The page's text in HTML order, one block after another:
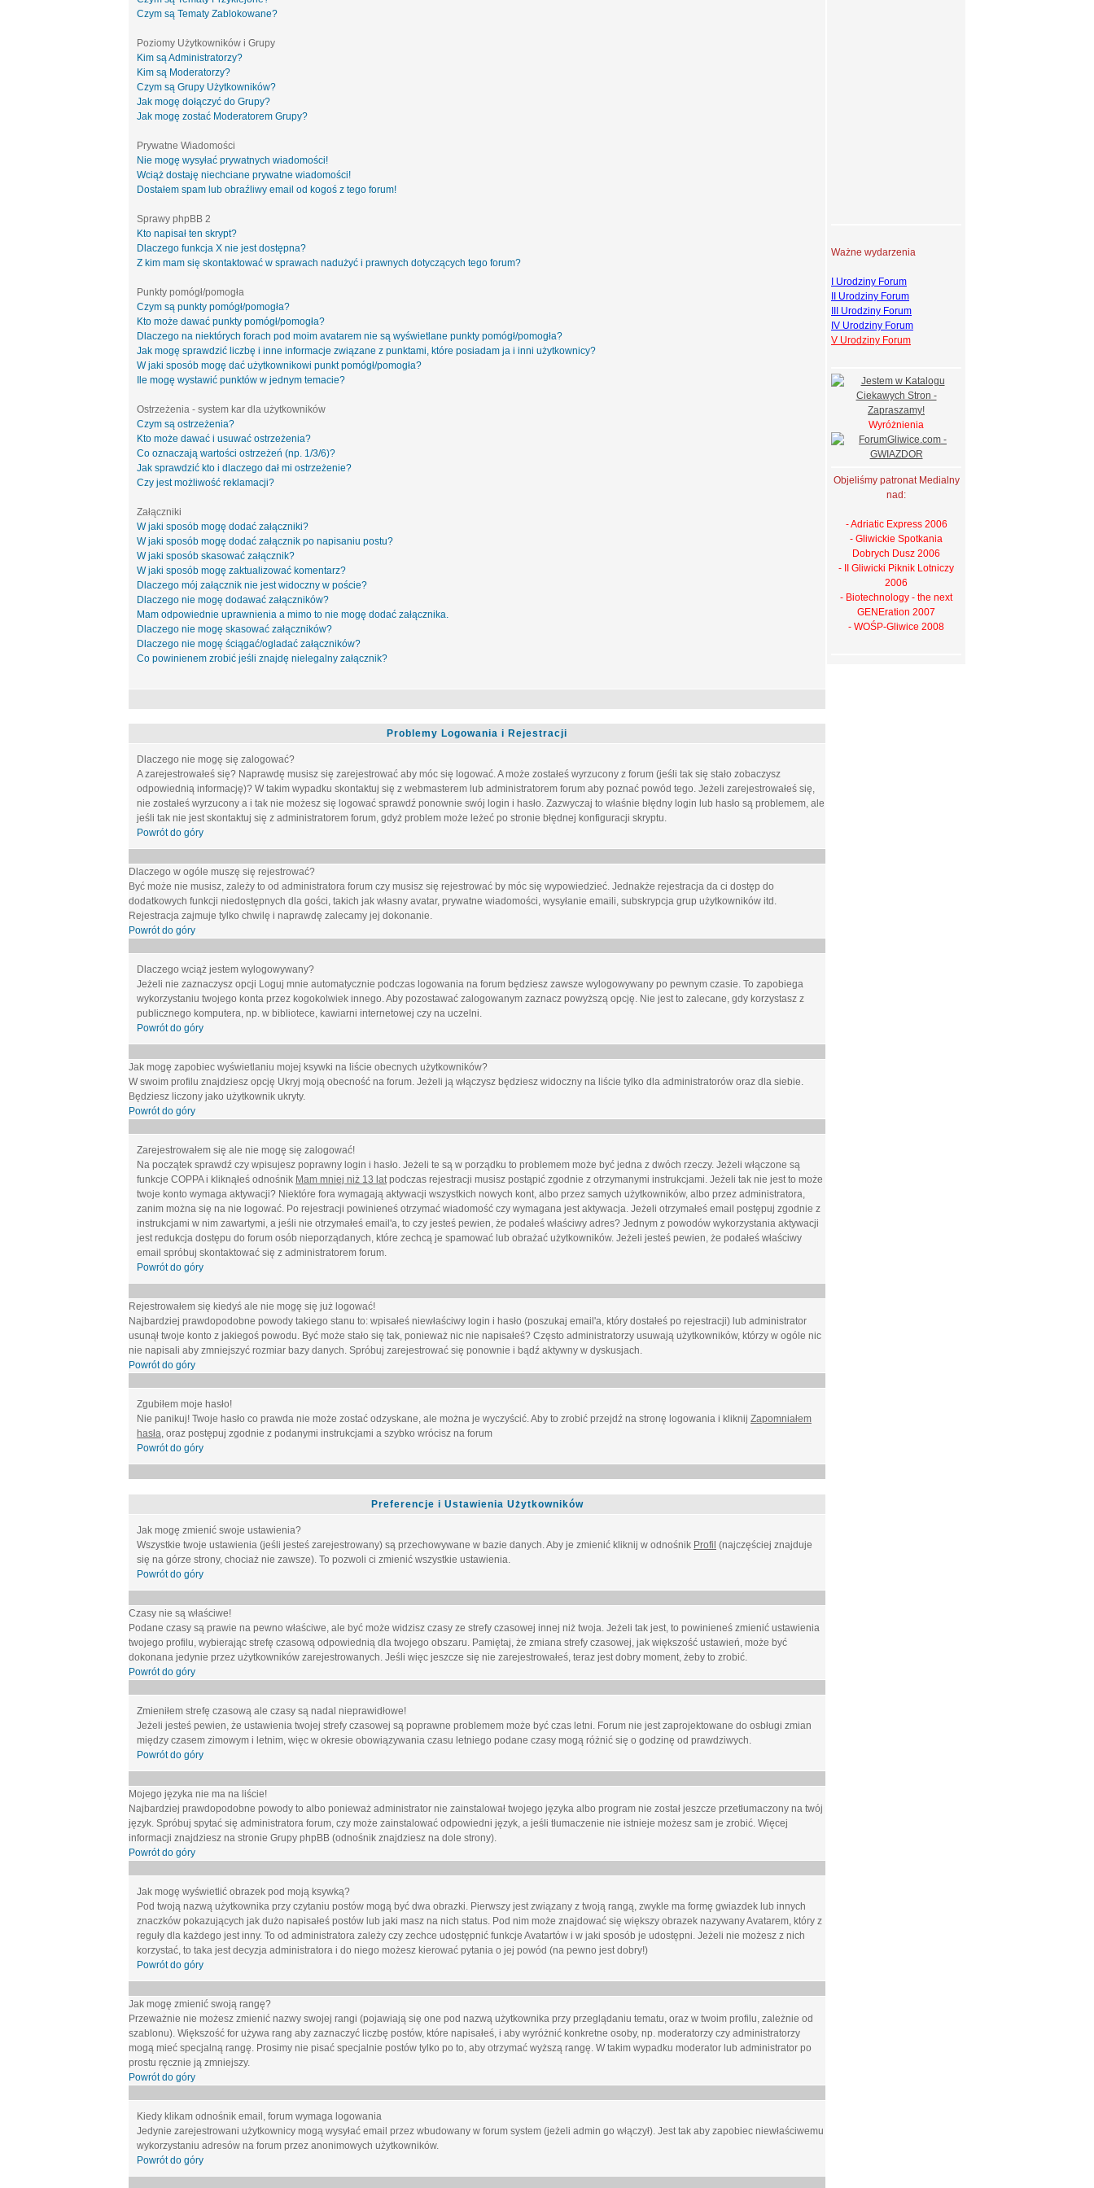
Czym są Tematy Zablokowane?
Poziomy Użytkowników i Grupy
Kim są Administratorzy?
Kim są Moderatorzy?
Czym są Grupy Użytkowników?
Jak mogę dołączyć do Grupy?
Jak mogę zostać Moderatorem Grupy?
Prywatne Wiadomości
Nie mogę wysyłać prywatnych wiadomości!
Wciąż dostaję niechciane prywatne wiadomości!
Dostałem spam lub obraźliwy email od kogoś z tego forum!
Sprawy phpBB 2
Kto napisał ten skrypt?
Dlaczego funkcja X nie jest dostępna?
Z kim mam się skontaktować w sprawach nadużyć i prawnych dotyczących tego forum?
Punkty pomógł/pomogła
Czym są punkty pomógł/pomogła?
Kto może dawać punkty pomógł/pomogła?
Dlaczego na niektórych forach pod moim avatarem nie są wyświetlane punkty pomógł/pomogła?
Jak mogę sprawdzić liczbę i inne informacje związane z punktami, które posiadam ja i inni użytkownicy?
W jaki sposób mogę dać użytkownikowi punkt pomógł/pomogła?
Ile mogę wystawić punktów w jednym temacie?
Ostrzeżenia - system kar dla użytkowników
Czym są ostrzeżenia?
Kto może dawać i usuwać ostrzeżenia?
Co oznaczają wartości ostrzeżeń (np. 1/3/6)?
Jak sprawdzić kto i dlaczego dał mi ostrzeżenie?
Czy jest możliwość reklamacji?
Załączniki
W jaki sposób mogę dodać załączniki?
W jaki sposób mogę dodać załącznik po napisaniu postu?
W jaki sposób skasować załącznik?
W jaki sposób mogę zaktualizować komentarz?
Dlaczego mój załącznik nie jest widoczny w poście?
Dlaczego nie mogę dodawać załączników?
Mam odpowiednie uprawnienia a mimo to nie mogę dodać załącznika.
Dlaczego nie mogę skasować załączników?
Dlaczego nie mogę ściągać/ogladać załączników?
Co powinienem zrobić jeśli znajdę nielegalny załącznik?
Problemy Logowania i Rejestracji
Dlaczego nie mogę się zalogować?
A zarejestrowałeś się? Naprawdę musisz się zarejestrować aby móc się logować. A może zostałeś wyrzucony z forum (jeśli tak się stało zobaczysz
odpowiednią informację)? W takim wypadku skontaktuj się z webmasterem lub administratorem forum aby poznać powód tego. Jeżeli zarejestrowałeś się,
nie zostałeś wyrzucony a i tak nie możesz się logować sprawdź ponownie swój login i hasło. Zazwyczaj to właśnie błędny login lub hasło są problemem, ale
jeśli tak nie jest skontaktuj się z administratorem forum, gdyż problem może leżeć po stronie błędnej konfiguracji skryptu.
Powrót do góry
Dlaczego w ogóle muszę się rejestrować?
Być może nie musisz, zależy to od administratora forum czy musisz się rejestrować by móc się wypowiedzieć. Jednakże rejestracja da ci dostęp do
dodatkowych funkcji niedostępnych dla gości, takich jak własny avatar, prywatne wiadomości, wysyłanie emaili, subskrypcja grup użytkowników itd.
Rejestracja zajmuje tylko chwilę i naprawdę zalecamy jej dokonanie.
Powrót do góry
Dlaczego wciąż jestem wylogowywany?
Jeżeli nie zaznaczysz opcji Loguj mnie automatycznie podczas logowania na forum będziesz zawsze wylogowywany po pewnym czasie. To zapobiega
wykorzystaniu twojego konta przez kogokolwiek innego. Aby pozostawać zalogowanym zaznacz powyższą opcję. Nie jest to zalecane, gdy korzystasz z
publicznego komputera, np. w bibliotece, kawiarni internetowej czy na uczelni.
Powrót do góry
Jak mogę zapobiec wyświetlaniu mojej ksywki na liście obecnych użytkowników?
W swoim profilu znajdziesz opcję Ukryj moją obecność na forum. Jeżeli ją włączysz będziesz widoczny na liście tylko dla administratorów oraz dla siebie.
Będziesz liczony jako użytkownik ukryty.
Powrót do góry
Zarejestrowałem się ale nie mogę się zalogować!
Na początek sprawdź czy wpisujesz poprawny login i hasło. Jeżeli te są w porządku to problemem może być jedna z dwóch rzeczy. Jeżeli włączone są
funkcje COPPA i kliknąłeś odnośnik Mam mniej niż 13 latpodczas rejestracji musisz postąpić zgodnie z otrzymanymi instrukcjami. Jeżeli tak nie jest to może
twoje konto wymaga aktywacji? Niektóre fora wymagają aktywacji wszystkich nowych kont, albo przez samych użytkowników, albo przez administratora,
zanim można się na nie logować. Po rejestracji powinieneś otrzymać wiadomość czy wymagana jest aktywacja. Jeżeli otrzymałeś email postępuj zgodnie z
instrukcjami w nim zawartymi, a jeśli nie otrzymałeś email'a, to czy jesteś pewien, że podałeś właściwy adres? Jednym z powodów wykorzystania aktywacji
jest redukcja dostępu do forum osób nieporządanych, które zechcą je spamować lub obrażać użytkowników. Jeżeli jesteś pewien, że podałeś właściwy
email spróbuj skontaktować się z administratorem forum.
Powrót do góry
Rejestrowałem się kiedyś ale nie mogę się już logować!
Najbardziej prawdopodobne powody takiego stanu to: wpisałeś niewłaściwy login i hasło (poszukaj email'a, który dostałeś po rejestracji) lub administrator
usunął twoje konto z jakiegoś powodu. Być może stało się tak, ponieważ nic nie napisałeś? Często administratorzy usuwają użytkowników, którzy w ogóle nic
nie napisali aby zmniejszyć rozmiar bazy danych. Spróbuj zarejestrować się ponownie i bądź aktywny w dyskusjach.
Powrót do góry
Zgubiłem moje hasło!
Nie panikuj! Twoje hasło co prawda nie może zostać odzyskane, ale można je wyczyścić. Aby to zrobić przejdź na stronę logowania i kliknij Zapomniałem
hasła, oraz postępuj zgodnie z podanymi instrukcjami a szybko wrócisz na forum
Powrót do góry
Preferencje i Ustawienia Użytkowników
Jak mogę zmienić swoje ustawienia?
Wszystkie twoje ustawienia (jeśli jesteś zarejestrowany) są przechowywane w bazie danych. Aby je zmienić kliknij w odnośnik Profil (najczęściej znajduje
się na górze strony, chociaż nie zawsze). To pozwoli ci zmienić wszystkie ustawienia.
Powrót do góry
Czasy nie są właściwe!
Podane czasy są prawie na pewno właściwe, ale być może widzisz czasy ze strefy czasowej innej niż twoja. Jeżeli tak jest, to powinieneś zmienić ustawienia
twojego profilu, wybierając strefę czasową odpowiednią dla twojego obszaru. Pamiętaj, że zmiana strefy czasowej, jak większość ustawień, może być
dokonana jedynie przez użytkowników zarejestrowanych. Jeśli więc jeszcze się nie zarejestrowałeś, teraz jest dobry moment, żeby to zrobić.
Powrót do góry
Zmieniłem strefę czasową ale czasy są nadal nieprawidłowe!
Jeżeli jesteś pewien, że ustawienia twojej strefy czasowej są poprawne problemem może być czas letni. Forum nie jest zaprojektowane do osbługi zmian
między czasem zimowym i letnim, więc w okresie obowiązywania czasu letniego podane czasy mogą różnić się o godzinę od prawdziwych.
Powrót do góry
Mojego języka nie ma na liście!
Najbardziej prawdopodobne powody to albo ponieważ administrator nie zainstalował twojego języka albo program nie został jeszcze przetłumaczony na twój
język. Spróbuj spytać się administratora forum, czy może zainstalować odpowiedni język, a jeśli tłumaczenie nie istnieje możesz sam je zrobić. Więcej
informacji znajdziesz na stronie Grupy phpBB (odnośnik znajdziesz na dole strony).
Powrót do góry
Jak mogę wyświetlić obrazek pod moją ksywką?
Pod twoją nazwą użytkownika przy czytaniu postów mogą być dwa obrazki. Pierwszy jest związany z twoją rangą, zwykle ma formę gwiazdek lub innych
znaczków pokazujących jak dużo napisałeś postów lub jaki masz na nich status. Pod nim może znajdować się większy obrazek nazywany Avatarem, który z
reguły dla każdego jest inny. To od administratora zależy czy zechce udostępnić funkcje Avatartów i w jaki sposób je udostępni. Jeżeli nie możesz z nich
korzystać, to taka jest decyzja administratora i do niego możesz kierować pytania o jej powód (na pewno jest dobry!)
Powrót do góry
Jak mogę zmienić swoją rangę?
Przeważnie nie możesz zmienić nazwy swojej rangi (pojawiają się one pod nazwą użytkownika przy przeglądaniu tematu, oraz w twoim profilu, zależnie od
szablonu). Większość for używa rang aby zaznaczyć liczbę postów, które napisałeś, i aby wyróżnić konkretne osoby, np. moderatorzy czy administratorzy
mogą mieć specjalną rangę. Prosimy nie pisać specjalnie postów tylko po to, aby otrzymać wyższą rangę. W takim wypadku moderator lub administrator po
prostu ręcznie ją zmniejszy.
Powrót do góry
Kiedy klikam odnośnik email, forum wymaga logowania
Jedynie zarejestrowani użytkownicy mogą wysyłać email przez wbudowany w forum system (jeżeli admin go włączył). Jest tak aby zapobiec niewłaściwemu
wykorzystaniu adresów na forum przez anonimowych użytkowników.
Powrót do góry
Ważne wydarzenia
I Urodziny Forum
II Urodziny Forum
III Urodziny Forum
IV Urodziny Forum
V Urodziny Forum
Wyróżnienia
Objeliśmy patronat Medialny
nad:
- Adriatic Express 2006
- Gliwickie Spotkania
Dobrych Dusz 2006
- II Gliwicki Piknik Lotniczy
2006
- Biotechnology - the next
GENEration 2007
- WOŚP-Gliwice 2008